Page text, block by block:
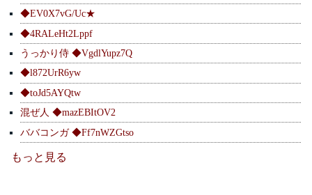
◆EV0X7vG/Uc★
◆4RALeHt2Lppf
うっかり侍 ◆VgdlYupz7Q
◆l872UrR6yw
◆toJd5AYQtw
混ぜ人 ◆mazEBItOV2
ババコンガ ◆Ff7nWZGtso
もっと見る